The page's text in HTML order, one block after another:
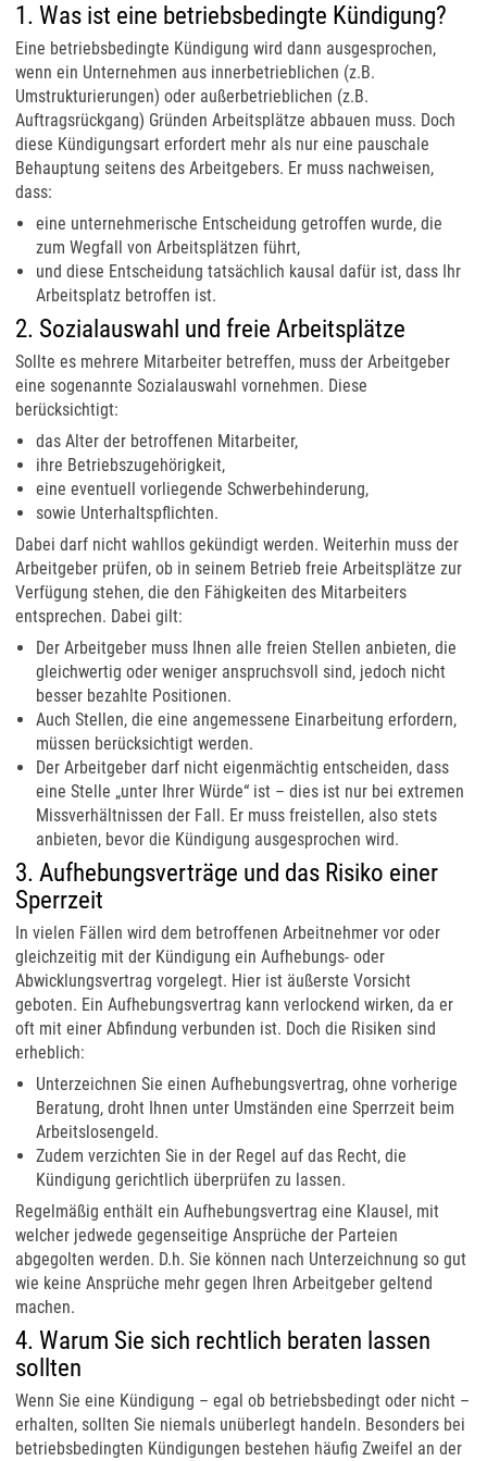
1. Was ist eine betriebsbedingte Kündigung?
Eine betriebsbedingte Kündigung wird dann ausgesprochen,
wenn ein Unternehmen aus innerbetrieblichen (z.B.
Umstrukturierungen) oder außerbetrieblichen (z.B.
Auftragsrückgang) Gründen Arbeitsplätze abbauen muss. Doch
diese Kündigungsart erfordert mehr als nur eine pauschale
Behauptung seitens des Arbeitgebers. Er muss nachweisen,
dass:
eine unternehmerische Entscheidung getroffen wurde, die
zum Wegfall von Arbeitsplätzen führt,
und diese Entscheidung tatsächlich kausal dafür ist, dass Ihr
Arbeitsplatz betroffen ist.
2. Sozialauswahl und freie Arbeitsplätze
Sollte es mehrere Mitarbeiter betreffen, muss der Arbeitgeber
eine sogenannte Sozialauswahl vornehmen. Diese
berücksichtigt:
das Alter der betroffenen Mitarbeiter,
ihre Betriebszugehörigkeit,
eine eventuell vorliegende Schwerbehinderung,
sowie Unterhaltspflichten.
Dabei darf nicht wahllos gekündigt werden. Weiterhin muss der
Arbeitgeber prüfen, ob in seinem Betrieb freie Arbeitsplätze zur
Verfügung stehen, die den Fähigkeiten des Mitarbeiters
entsprechen. Dabei gilt:
Der Arbeitgeber muss Ihnen alle freien Stellen anbieten, die
gleichwertig oder weniger anspruchsvoll sind, jedoch nicht
besser bezahlte Positionen.
Auch Stellen, die eine angemessene Einarbeitung erfordern,
müssen berücksichtigt werden.
Der Arbeitgeber darf nicht eigenmächtig entscheiden, dass
eine Stelle „unter Ihrer Würde“ ist – dies ist nur bei extremen
Missverhältnissen der Fall. Er muss freistellen, also stets
anbieten, bevor die Kündigung ausgesprochen wird.
3. Aufhebungsverträge und das Risiko einer
Sperrzeit
In vielen Fällen wird dem betroffenen Arbeitnehmer vor oder
gleichzeitig mit der Kündigung ein Aufhebungs- oder
Abwicklungsvertrag vorgelegt. Hier ist äußerste Vorsicht
geboten. Ein Aufhebungsvertrag kann verlockend wirken, da er
oft mit einer Abfindung verbunden ist. Doch die Risiken sind
erheblich:
Unterzeichnen Sie einen Aufhebungsvertrag, ohne vorherige
Beratung, droht Ihnen unter Umständen eine Sperrzeit beim
Arbeitslosengeld.
Zudem verzichten Sie in der Regel auf das Recht, die
Kündigung gerichtlich überprüfen zu lassen.
Regelmäßig enthält ein Aufhebungsvertrag eine Klausel, mit
welcher jedwede gegenseitige Ansprüche der Parteien
abgegolten werden. D.h. Sie können nach Unterzeichnung so gut
wie keine Ansprüche mehr gegen Ihren Arbeitgeber geltend
machen.
4. Warum Sie sich rechtlich beraten lassen
sollten
Wenn Sie eine Kündigung – egal ob betriebsbedingt oder nicht –
erhalten, sollten Sie niemals unüberlegt handeln. Besonders bei
betriebsbedingten Kündigungen bestehen häufig Zweifel an der